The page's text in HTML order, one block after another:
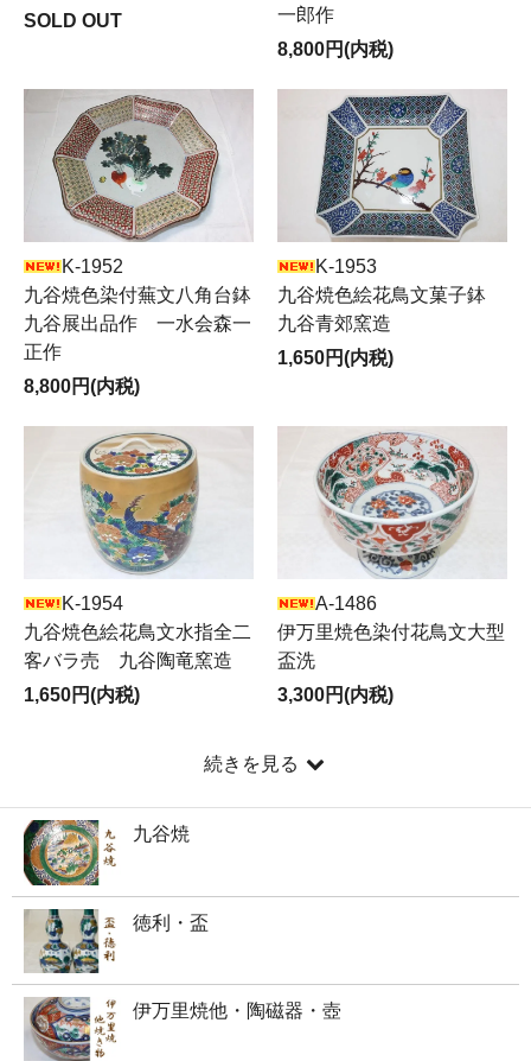
SOLD OUT
一郎作
8,800円(内税)
K-1952
九谷焼色染付蕪文八角台鉢
九谷展出品作 一水会森一
正作
8,800円(内税)
K-1953
九谷焼色絵花鳥文菓子鉢
九谷青郊窯造
1,650円(内税)
K-1954
九谷焼色絵花鳥文水指全二
客バラ売 九谷陶竜窯造
1,650円(内税)
A-1486
伊万里焼色染付花鳥文大型
盃洗
3,300円(内税)
続きを見る
九谷焼
徳利・盃
伊万里焼他・陶磁器・壺